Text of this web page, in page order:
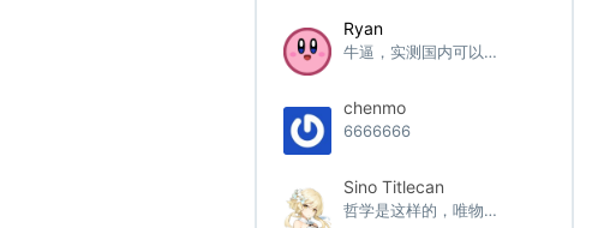
Ryan
牛逼，实测国内可以直连，响应有[...]
chenmo
6666666
Sino Titlecan
哲学是这样的，唯物主义只需要坚[...]